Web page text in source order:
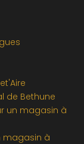
de Bethune
un magasin à
magasin à